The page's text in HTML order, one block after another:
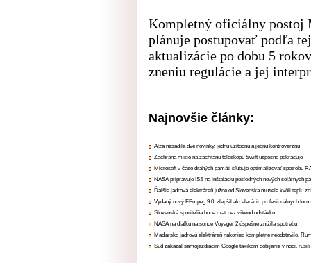
Kompletný oficiálny postoj
plánuje postupovať podľa
aktualizácie po dobu 5
zneniu regulácie a jej
Najnovšie články:
Alza nasadila dve novinky, jednu užitočnú a jednu kontroverznú
Záchrana misie na záchranu teleskopu Swift úspešne pokračuje
Microsoft v čase drahých pamätí sľubuje optimalizovať spotrebu
NASA pripravuje ISS na inštaláciu posledných nových solárnych
Ďalšia jadrová elektráreň južne od Slovenska musela kvôli teplu
Vydaný nový FFmpeg 9.0, zlepšil akceleráciu profesionálnych
Slovenská sporiteľňa bude mať cez víkend odstávku
NASA na diaľku na sonde Voyager 2 úspešne znížila spotrebu
Maďarsko jadrovú elektráreň nakoniec kompletne neodstavilo,
Súd zakázal samojazdiacim Google taxíkom dobíjanie v noci,